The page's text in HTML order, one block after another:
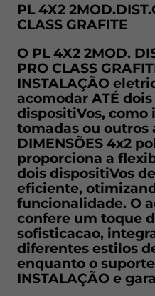
Características do
PESO 29,56g
DIMENSÕES
Indicacao
Este modelo e
residenciais,
exigem a
dispositiVos
Ideal para salas,
outros ESPAÇOS
organizacao do
fundamentais.
PL 4X2
CLASS GRAFITE
O PL 4X2 2MOD.
PRO CLASS
INSTALAÇÃO
acomodar ATÉ
dispositiVos, como
tomadas ou outros
DIMENSÕES 4x2
proporciona a
dois dispositiVos
eficiente,
funcionalidade. O
confere um toque
sofisticacao,
diferentes estilos
enquanto o
INSTALAÇÃO e